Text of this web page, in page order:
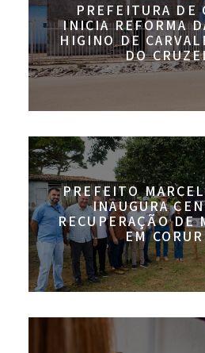
PREFEITURA DE
INICIA REFORMA
HIGINO DE
DO
PREFEITO
INAUGURA
RECUPERAÇÃO DE
EM